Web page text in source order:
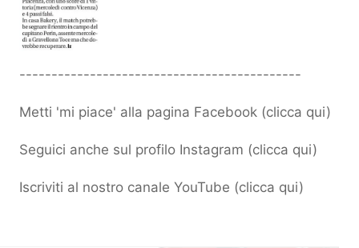
--------------------------------------------
Metti 'mi piace' alla pagina Facebook (clicca qui)
Seguici anche sul profilo Instagram (clicca qui)
Iscriviti al nostro canale YouTube (clicca qui)